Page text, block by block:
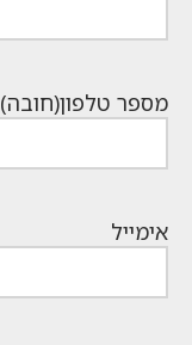
מספר טלפון(חובה)
אימייל